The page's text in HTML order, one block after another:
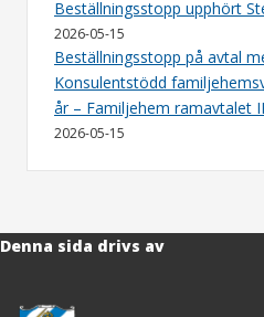
Beställningsstopp upphört
2026-05-15
Beställningsstopp på avtal
Konsulentstödd
år – Familjehem ramavtalet
2026-05-15
Denna sida drivs av